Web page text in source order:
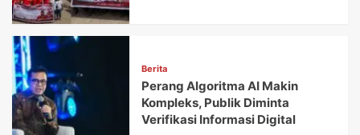
Berita
Perang Algoritma AI Makin
Kompleks, Publik Diminta
Verifikasi Informasi Digital